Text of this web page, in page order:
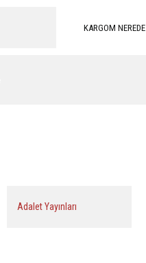
KARGOM NEREDE
Adalet Yayınları